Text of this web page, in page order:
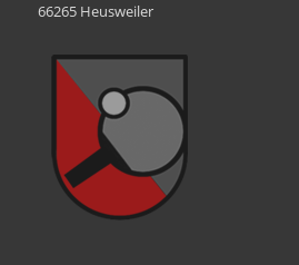
66265 Heusweiler